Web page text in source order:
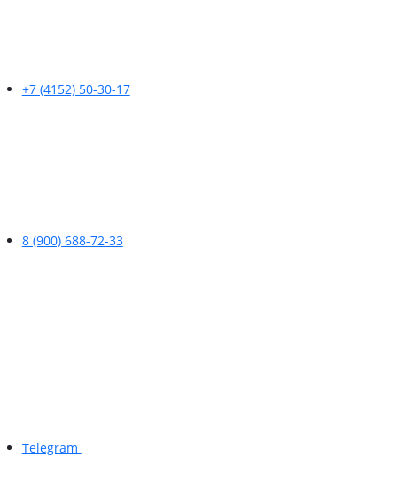
+7 (4152) 50-30-17
8 (900) 688-72-33
Telegram